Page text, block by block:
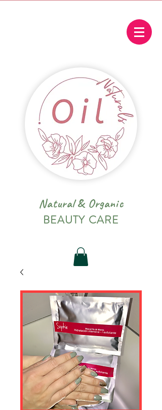
Natural & Organic
BEAUTY CARE